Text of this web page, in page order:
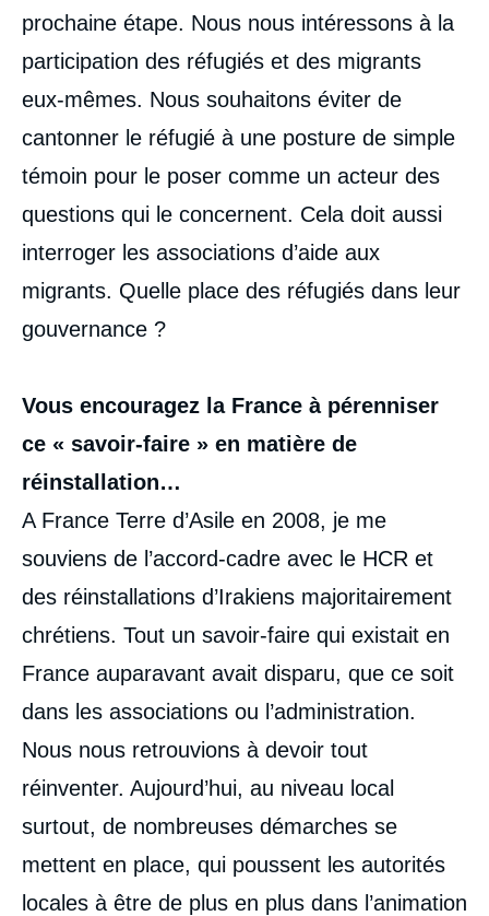
prochaine étape. Nous nous intéressons à la
participation des réfugiés et des migrants
eux-mêmes. Nous souhaitons éviter de
cantonner le réfugié à une posture de simple
témoin pour le poser comme un acteur des
questions qui le concernent. Cela doit aussi
interroger les associations d’aide aux
migrants. Quelle place des réfugiés dans leur
gouvernance ?
Vous encouragez la France à pérenniser
ce « savoir-faire » en matière de
réinstallation…
A France Terre d’Asile en 2008, je me
souviens de l’accord-cadre avec le HCR et
des réinstallations d’Irakiens majoritairement
chrétiens. Tout un savoir-faire qui existait en
France auparavant avait disparu, que ce soit
dans les associations ou l’administration.
Nous nous retrouvions à devoir tout
réinventer. Aujourd’hui, au niveau local
surtout, de nombreuses démarches se
mettent en place, qui poussent les autorités
locales à être de plus en plus dans l’animation